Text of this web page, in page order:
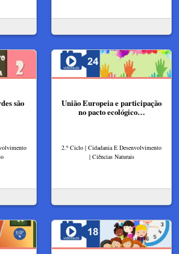
são
União Europeia e participação
no pacto ecológico…
2.º Ciclo | Cidadania E Desenvolvimento
| Ciências Naturais